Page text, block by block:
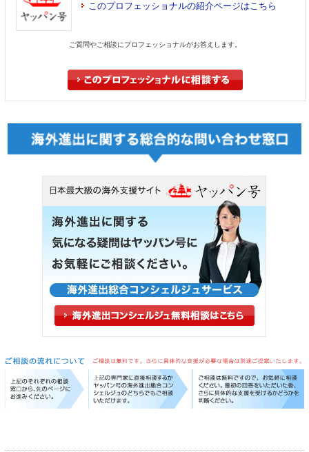
このプロフェッショナルの紹介ページはこちら
ご質問やご相談にプロフェッショナルがお答えします。